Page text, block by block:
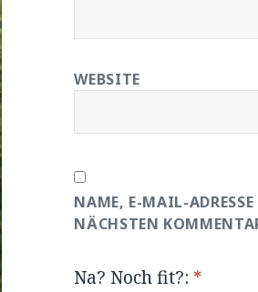
WEBSITE
NAME, E-MAIL-
NÄCHSTEN
Na? Noch fit?: *